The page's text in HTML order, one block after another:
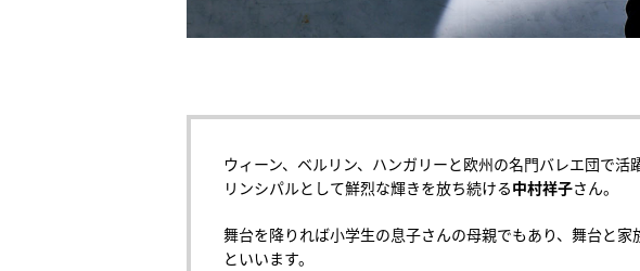
ウィーン、ベルリン、ハンガリーと欧州の名門バレエ団で
リンシパルとして鮮烈な輝きを放ち続ける中村祥子さん。
舞台を降りれば小学生の息子さんの母親でもあり、舞台と
といいます。